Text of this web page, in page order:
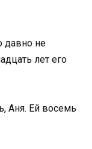
давно не
лет его
Аня. Ей восемь